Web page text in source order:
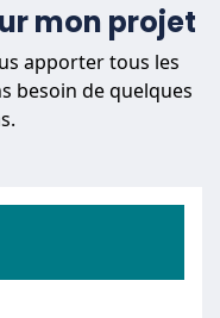
mon projet
apporter tous les
besoin de quelques